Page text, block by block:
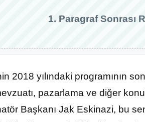
1. Paragraf Sonrası
2018 yılındaki programının
pazarlama ve diğer
Başkanı Jak Eskinazi, bu